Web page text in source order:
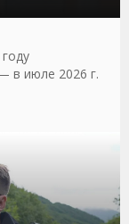
в июле 2026 г.